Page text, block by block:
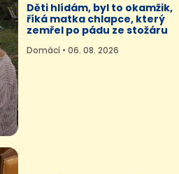
Děti hlídám, byl to okamžik,
říká matka chlapce, který
zemřel po pádu ze stožáru
Domácí • 06. 08. 2026